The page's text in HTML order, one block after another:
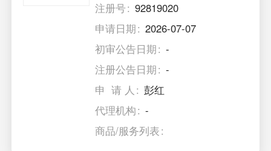
注册号
92819020
申请日期
2026-07-07
初审公告日期
-
注册公告日期
-
申 请 人
彭红
代理机构
-
商品/服务列表